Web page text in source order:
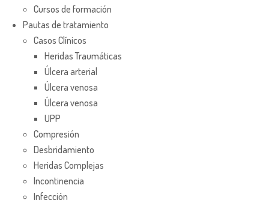
Cursos de formación
Pautas de tratamiento
Casos Clínicos
Heridas Traumáticas
Úlcera arterial
Úlcera venosa
Úlcera venosa
UPP
Compresión
Desbridamiento
Heridas Complejas
Incontinencia
Infección